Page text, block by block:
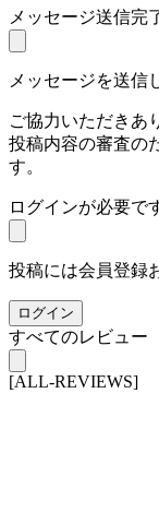
メッセージ送信完
メッセージを送信
ご協力いただきあ
投稿内容の審査の
す。
ログインが必要で
投稿には会員登録
ログイン
すべてのレビュー
[ALL-REVIEWS]